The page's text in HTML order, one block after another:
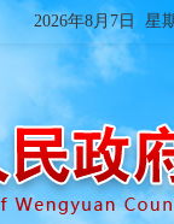
2026年8月7日 星